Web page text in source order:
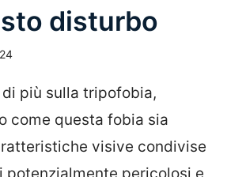
disturbo
più sulla tripofobia,
come questa fobia sia
visive condivise